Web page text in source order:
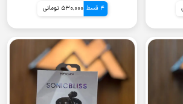
4 قسط 530,000 تومانی